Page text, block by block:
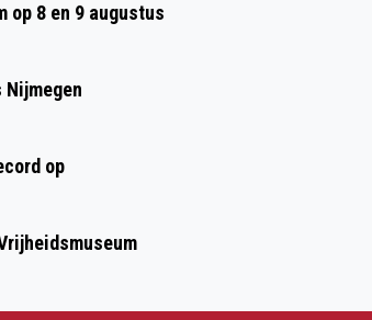
OP 5 MEI
op 8 en 9 augustus
op